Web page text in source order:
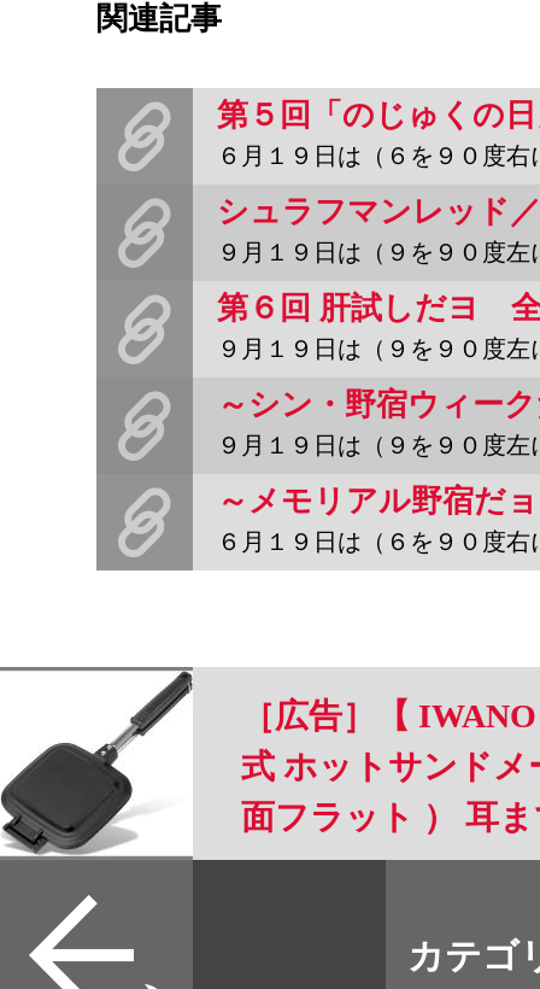
り
関連記事
６月１９日は（６を９０度右に回転させ）「のじゅくの日」。年に２
９月１９日は（９を９０度左に回転させ）「のじゅくの日」。年に２
９月１９日は（９を９０度左に回転させ）「のじゅくの日」。年に２
９月１９日は（９を９０度左に回転させて）「のじゅくの日」。年に
６月１９日は（６を９０度右に回転させて）「のじゅくの日」。年に
［広告］【
式 ホットサンドメ
面フラット ） 耳
可能 フッ素樹脂加
ャンプ にも 2枚
カテゴ
取扱店